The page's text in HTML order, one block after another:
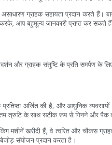
ग्राहक सहायता प्रदान करते हैं।
आप बहुमूल्य जानकारी प्राप्त कर सकते
और ग्राहक संतुष्टि के प्रति समर्पण के
अर्जित की है, और आधुनिक
त्रुटि के साथ सटीक रूप से गिनने और पैक
मशीनें खरीदी हैं, वे त्वरित और चौकस
संयोजन प्रदान करता है।